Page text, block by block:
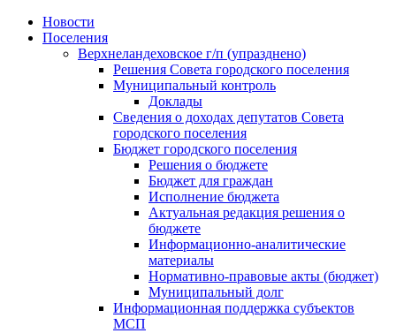
Skip
Новости
Поселения
Верхнеландеховское г/п (упразднено)
Решения Совета городского поселения
Муниципальный контроль
Доклады
Сведения о доходах депутатов Совета
городского поселения
Бюджет городского поселения
Решения о бюджете
Бюджет для граждан
Исполнение бюджета
Актуальная редакция решения о
бюджете
Информационно-аналитические
материалы
Нормативно-правовые акты (бюджет)
Муниципальный долг
Информационная поддержка субъектов
МСП